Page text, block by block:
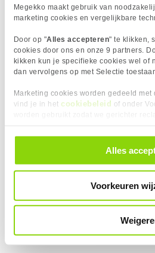
Megekko maakt gebruik van
marketing cookies en vergelijkbare
Door op "Alles accepteren" te klikken,
cookies door ons en onze 9 partners.
kikken kun je specifieke cookies wel of
dan vervolgens op met Selectie
Marketing cookies worden gedeeld
vind je in het cookiebeleid of onder
alle cookies. Je kunt je gegeven
door in de footer van onze website te
Alles
Voorkeuren
Philips Evnia 3000
24" Full-HD 144Hz IPS
6
1920 x
Scherm Diagonaal
24.0 inch
144 Hz
Paneel Type
IPS
HDR10
Reactietijd
4 ms